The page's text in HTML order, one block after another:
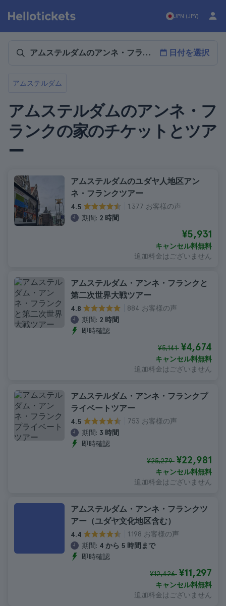
JPN (JPY)
日付を選択
アムステルダム
アムステルダムのアンネ・フ
ランクの家のチケットとツア
ー
アムステルダムのユダヤ人地区アン
ネ・フランクツアー
4.5
1.377 お客様の声
期間: 2 時間
¥5,931
キャンセル料無料
追加料金はございません
アムステルダム・アンネ・フランクと
第二次世界大戦ツアー
4.8
884 お客様の声
期間: 2 時間
即時確認
¥5,141 ¥4,674
キャンセル料無料
追加料金はございません
アムステルダム・アンネ・フランクプ
ライベートツアー
4.5
753 お客様の声
期間: 3 時間
即時確認
¥25,279 ¥22,981
キャンセル料無料
追加料金はございません
アムステルダム・アンネ・フランクツ
アー（ユダヤ文化地区含む）
4.4
1.198 お客様の声
期間: 4 から 5 時間まで
即時確認
¥12,426 ¥11,297
キャンセル料無料
追加料金はございません